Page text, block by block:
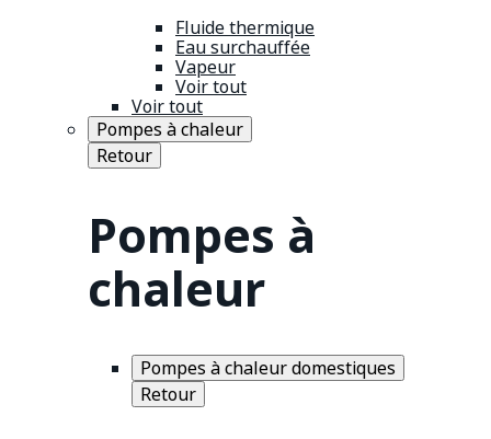
Fluide thermique
Eau surchauffée
Vapeur
Voir tout
Voir tout
Pompes à chaleur
Retour
Pompes à
chaleur
Pompes à chaleur domestiques
Retour